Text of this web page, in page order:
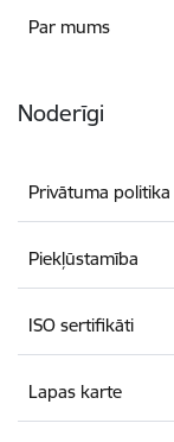
Par mums
Noderīgi
Privātuma politika
Piekļūstamība
ISO sertifikāti
Lapas karte